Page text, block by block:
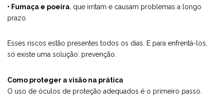
• Fumaça e poeira , que irritam e causam problemas a longo
prazo.
Esses riscos estão presentes todos os dias. E para enfrentá-los,
só existe uma solução: prevenção.
Como proteger a visão na prática
O uso de óculos de proteção adequados é o primeiro passo.